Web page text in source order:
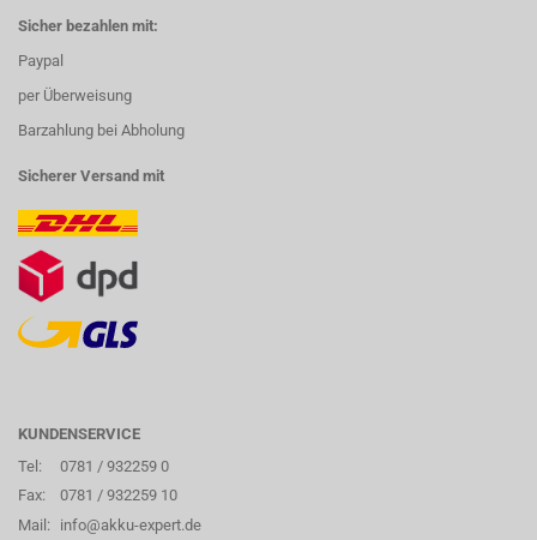
Sicher bezahlen mit:
Paypal
per Überweisung
Barzahlung bei Abholung
Sicherer Versand mit
KUNDENSERVICE
Tel:
0781 / 932259 0
Fax:
0781 / 932259 10
Mail:
info@akku-expert.de